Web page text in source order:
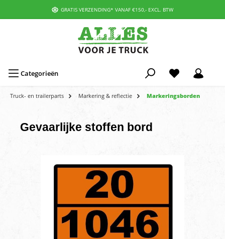
GRATIS VERZENDING* VANAF €150,- EXCL. BTW
Categorieën
Truck- en trailerparts Markering & reflectie Markeringsborden
Gevaarlijke stoffen bord